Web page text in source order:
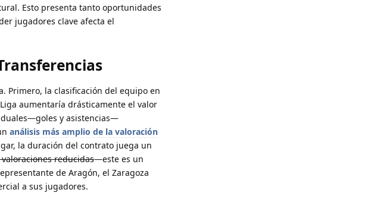
Esto presenta tanto oportunidades
jugadores clave afecta el
Primero, la clasificación del equipo en
aumentaría drásticamente el valor
y asistencias—
análisis más amplio de la valoración
la duración del contrato juega un
reducidas—este es un
de Aragón, el Zaragoza
a sus jugadores.